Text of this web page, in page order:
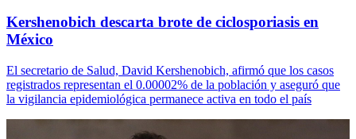
Kershenobich descarta brote de ciclosporiasis en
México
El secretario de Salud, David Kershenobich, afirmó que los casos
registrados representan el 0.00002% de la población y aseguró que
la vigilancia epidemiológica permanece activa en todo el país